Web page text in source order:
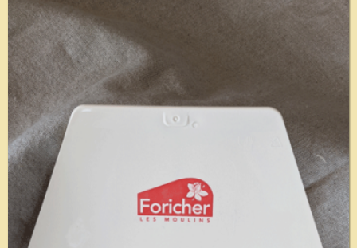
Voir le détail